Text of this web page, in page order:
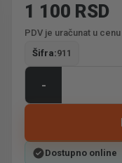
1 100 RSD
PDV je uračunat u
Šifra:911
-
Dostupno online